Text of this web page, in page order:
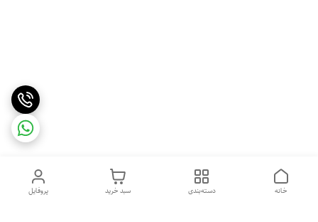
پروفایل سبد خرید دسته‌بندی خانه